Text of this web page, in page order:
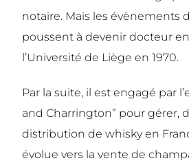
notaire. Mais les évènements
poussent à devenir docteur
l’Université de Liège en 1970.
Par la suite, il est engagé par
and Charrington” pour gérer,
distribution de whisky en
évolue vers la vente de